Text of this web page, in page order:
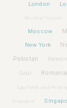
London
Moscow
New York
Pakistan
Qatar Romania
São Tomé and